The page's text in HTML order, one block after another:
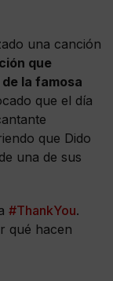
una canción
que
la famosa
que el día
que Dido
una de sus
#ThankYou.
qué hacen